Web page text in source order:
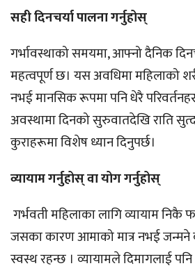
सही दिनचर्या पालना गर्नुहोस्
गर्भावस्थाको समयमा, आफ्नो दैनिक
महत्वपूर्ण छ। यस अवधिमा महिलाको
नभई मानसिक रूपमा पनि धेरै
अवस्थामा दिनको सुरुवातदेखि राति
कुराहरूमा विशेष ध्यान दिनुपर्छ।
व्यायाम गर्नुहोस् वा योग गर्नुहोस्
गर्भवती महिलाका लागि व्यायाम निकै
जसका कारण आमाको मात्र नभई जन्मने
स्वस्थ रहन्छ । व्यायामले दिमागलाई